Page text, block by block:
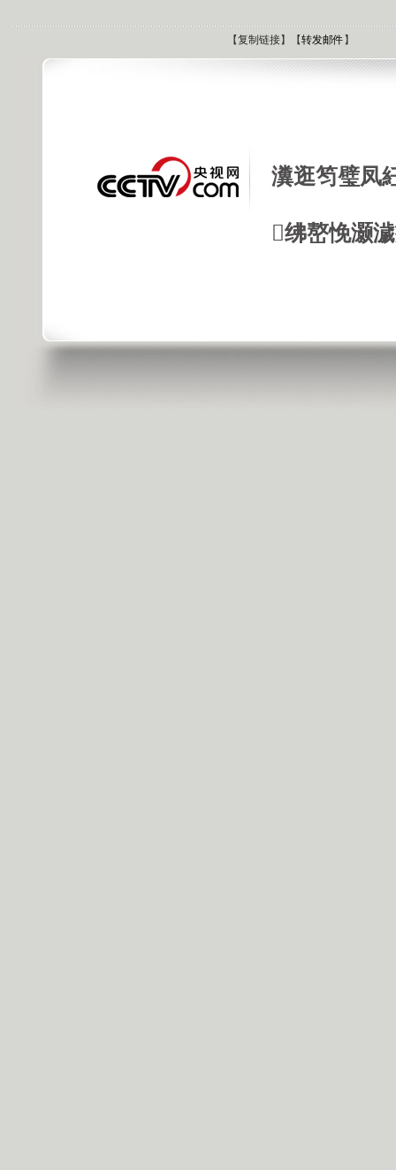
【复制链接】【转发邮件 】
瀵逛笉璧凤
绋嶅悗灏